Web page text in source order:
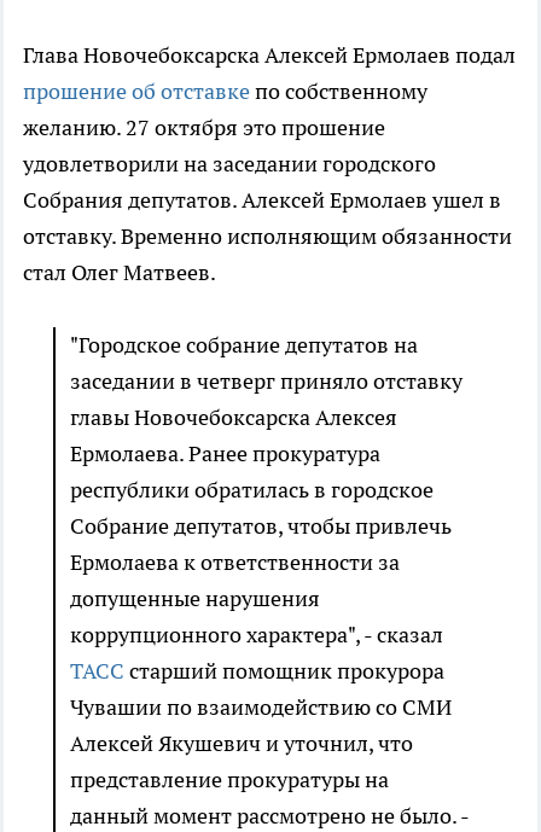
Глава Новочебоксарска Алексей Ермолаев подал
прошение об отставкепо собственному
желанию. 27 октября это прошение
удовлетворили на заседании городского
Собрания депутатов. Алексей Ермолаев ушел в
отставку. Временно исполняющим обязанности
стал Олег Матвеев.
"Городское собрание депутатов на
заседании в четверг приняло отставку
главы Новочебоксарска Алексея
Ермолаева. Ранее прокуратура
республики обратилась в городское
Собрание депутатов, чтобы привлечь
Ермолаева к ответственности за
допущенные нарушения
коррупционного характера", - сказал
ТАСС старший помощник прокурора
Чувашии по взаимодействию со СМИ
Алексей Якушевич и уточнил, что
представление прокуратуры на
данный момент рассмотрено не было. -